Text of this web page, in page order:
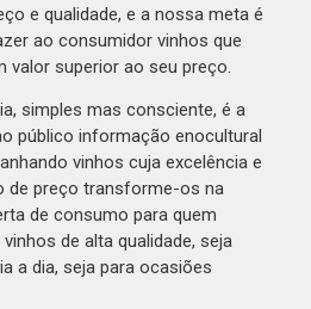
e qualidade, e a nossa meta é
ao consumidor vinhos que
valor superior ao seu preço.
simples mas consciente, é a
público informação enocultural
vinhos cuja excelência e
de preço transforme-os na
de consumo para quem
de alta qualidade, seja
a dia, seja para ocasiões